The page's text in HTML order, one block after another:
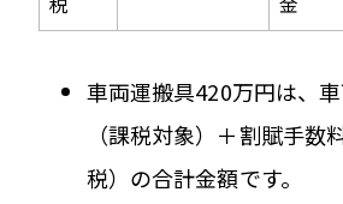
車両運搬具420万円は、
（課税対象）＋割賦手数
税）の合計金額です。